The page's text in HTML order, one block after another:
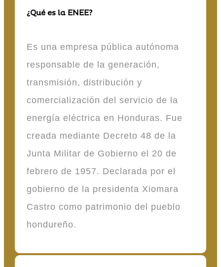
¿Qué es la ENEE?
Es una empresa pública autónoma
responsable de la generación,
transmisión, distribución y
comercialización del servicio de la
energía eléctrica en Honduras. Fue
creada mediante Decreto 48 de la
Junta Militar de Gobierno el 20 de
febrero de 1957. Declarada por el
gobierno de la presidenta Xiomara
Castro como patrimonio del pueblo
hondureño.